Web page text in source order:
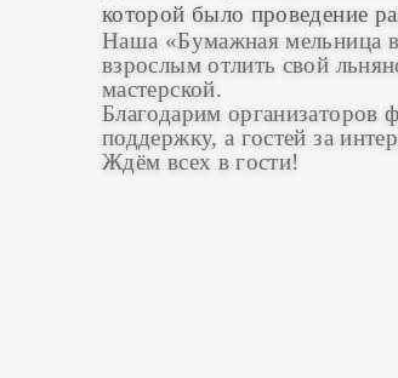
которой было проведение
Наша «Бумажная мельница
взрослым отлить свой
мастерской.
Благодарим организаторов
поддержку, а гостей за
Ждём всех в гости!